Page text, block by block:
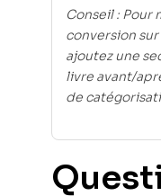
Conseil : Pour
conversion
ajoutez une
livre avant/
de